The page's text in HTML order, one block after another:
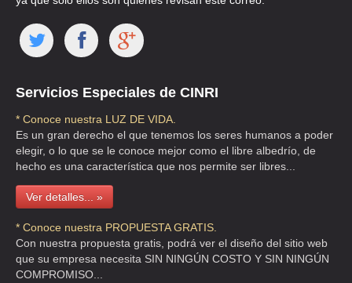
Servicios Especiales de CINRI
* Conoce nuestra LUZ DE VIDA.
Es un gran derecho el que tenemos los seres humanos a poder
elegir, o lo que se le conoce mejor como el libre albedrío, de
hecho es una característica que nos permite ser libres...
Ver detalles... »
* Conoce nuestra PROPUESTA GRATIS.
Con nuestra propuesta gratis, podrá ver el diseño del sitio web
que su empresa necesita SIN NINGÚN COSTO Y SIN NINGÚN
COMPROMISO...